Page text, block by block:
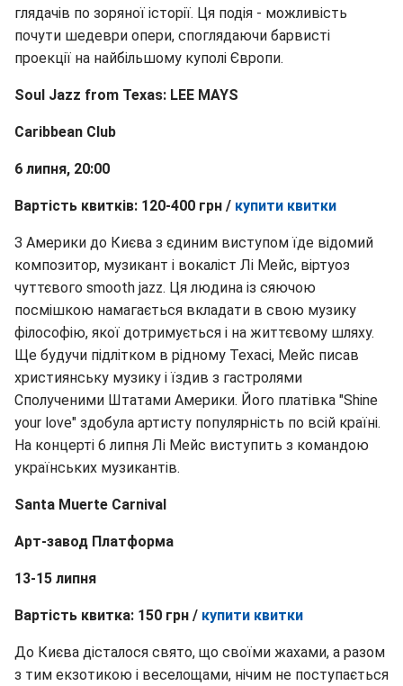
глядачів по зоряної історії. Ця подія - можливість
почути шедеври опери, споглядаючи барвисті
проекції на найбільшому куполі Європи.
Soul Jazz from Texas: LEE MAYS
Caribbean Club
6 липня, 20:00
Вартість квитків: 120-400 грн / купити квитки
З Америки до Києва з єдиним виступом їде відомий
композитор, музикант і вокаліст Лі Мейс, віртуоз
чуттєвого smooth jazz. Ця людина із сяючою
посмішкою намагається вкладати в свою музику
філософію, якої дотримується і на життєвому шляху.
Ще будучи підлітком в рідному Техасі, Мейс писав
християнську музику і їздив з гастролями
Сполученими Штатами Америки. Його платівка "Shine
your love" здобула артисту популярність по всій країні.
На концерті 6 липня Лі Мейс виступить з командою
українських музикантів.
Santa Muerte Carnival
Арт-завод Платформа
13-15 липня
Вартість квитка: 150 грн / купити квитки
До Києва дісталося свято, що своїми жахами, а разом
з тим екзотикою і веселощами, нічим не поступається